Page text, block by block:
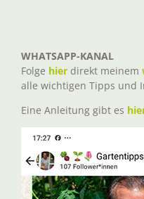
WHATSAPP-KANAL
Folge hier direkt meinem
alle wichtigen Tipps und
Eine Anleitung gibt es